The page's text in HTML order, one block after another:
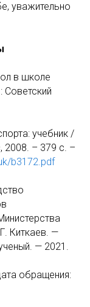
уважительно
в школе
Советский
учебник /
2008. – 379 с. –
b3172.pdf
Киткаев. —
— 2021.
обращения: